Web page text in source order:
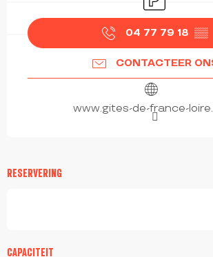
04 77 79 18 ▒▒
CONTACTEER
www.gites-de-france-
RESERVERING
CAPACITEIT